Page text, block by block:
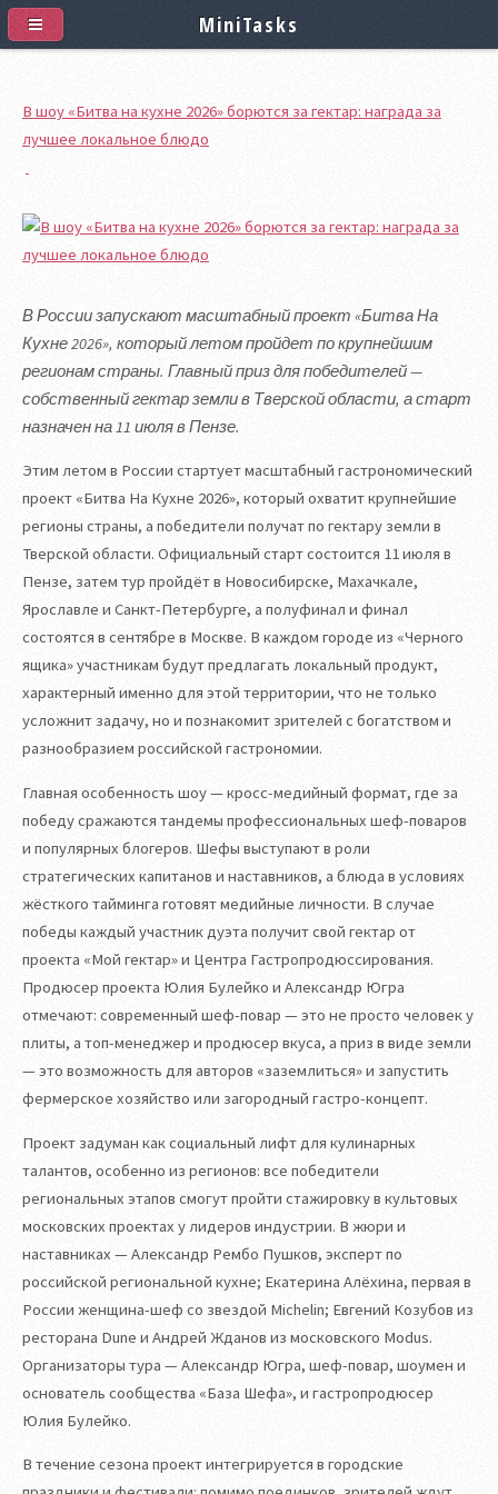
В шоу «Битва на кухне 2026» борются за гектар: награда за
лучшее локальное блюдо
В России запускают масштабный проект «Битва На
Кухне 2026», который летом пройдет по крупнейшим
регионам страны. Главный приз для победителей —
собственный гектар земли в Тверской области, а старт
назначен на 11 июля в Пензе.
Этим летом в России стартует масштабный гастрономический
проект «Битва На Кухне 2026», который охватит крупнейшие
регионы страны, а победители получат по гектару земли в
Тверской области. Официальный старт состоится 11 июля в
Пензе, затем тур пройдёт в Новосибирске, Махачкале,
Ярославле и Санкт-Петербурге, а полуфинал и финал
состоятся в сентябре в Москве. В каждом городе из «Черного
ящика» участникам будут предлагать локальный продукт,
характерный именно для этой территории, что не только
усложнит задачу, но и познакомит зрителей с богатством и
разнообразием российской гастрономии.
Главная особенность шоу — кросс-медийный формат, где за
победу сражаются тандемы профессиональных шеф-поваров
и популярных блогеров. Шефы выступают в роли
стратегических капитанов и наставников, а блюда в условиях
жёсткого тайминга готовят медийные личности. В случае
победы каждый участник дуэта получит свой гектар от
проекта «Мой гектар» и Центра Гастропродюссирования.
Продюсер проекта Юлия Булейко и Александр Югра
отмечают: современный шеф-повар — это не просто человек у
плиты, а топ-менеджер и продюсер вкуса, а приз в виде земли
— это возможность для авторов «заземлиться» и запустить
фермерское хозяйство или загородный гастро-концепт.
Проект задуман как социальный лифт для кулинарных
талантов, особенно из регионов: все победители
региональных этапов смогут пройти стажировку в культовых
московских проектах у лидеров индустрии. В жюри и
наставниках — Александр Рембо Пушков, эксперт по
российской региональной кухне; Екатерина Алёхина, первая в
России женщина-шеф со звездой Michelin; Евгений Козубов из
ресторана Dune и Андрей Жданов из московского Modus.
Организаторы тура — Александр Югра, шеф-повар, шоумен и
основатель сообщества «База Шефа», и гастропродюсер
Юлия Булейко.
В течение сезона проект интегрируется в городские
MiniTasks